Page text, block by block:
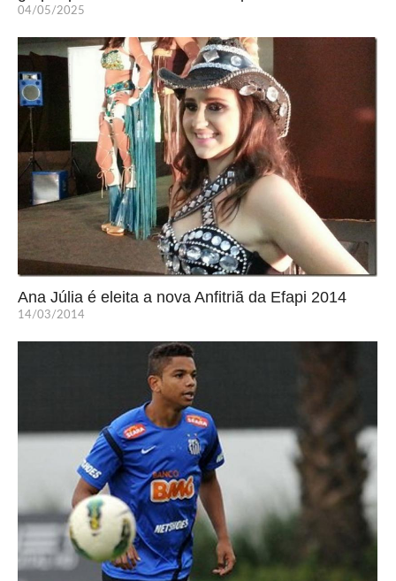
04/05/2025
Ana Júlia é eleita a nova Anfitriã da Efapi 2014
14/03/2014